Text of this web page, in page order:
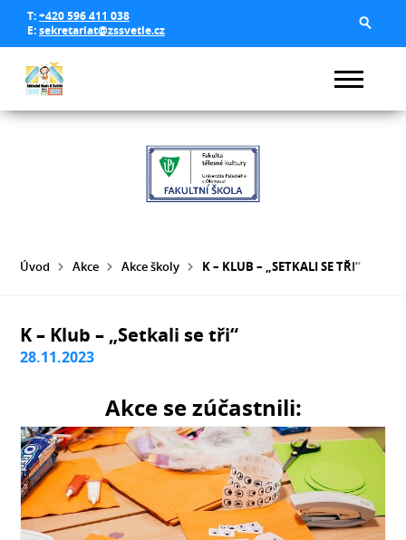
T:+420 596 411 038
E:sekretariat@zssvetle.cz
Úvod Akce Akce školy K – KLUB – „SETKALI SE TŘI“
K – Klub – „Setkali se tři“
28.11.2023
Akce se zúčastnili: